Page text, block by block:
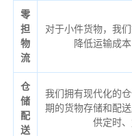
零
担
物
流
对于小件货物，我
降低运输成
仓
储
配
送
我们拥有现代化的
期的货物存储和配
供定时